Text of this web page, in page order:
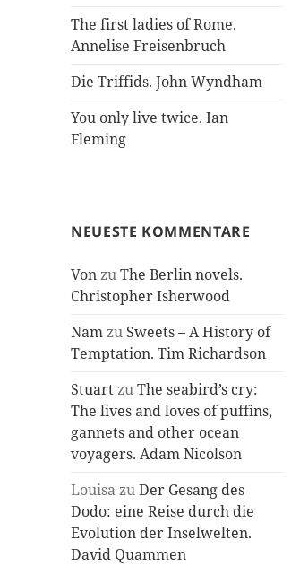
The first ladies of Rome.
Annelise Freisenbruch
Die Triffids. John Wyndham
You only live twice. Ian
Fleming
NEUESTE KOMMENTARE
VonzuThe Berlin novels.
Christopher Isherwood
Namzu Sweets – A History of
Temptation. Tim Richardson
StuartzuThe seabird’s cry:
The lives and loves of puffins,
gannets and other ocean
voyagers. Adam Nicolson
LouisazuDer Gesang des
Dodo: eine Reise durch die
Evolution der Inselwelten.
David Quammen